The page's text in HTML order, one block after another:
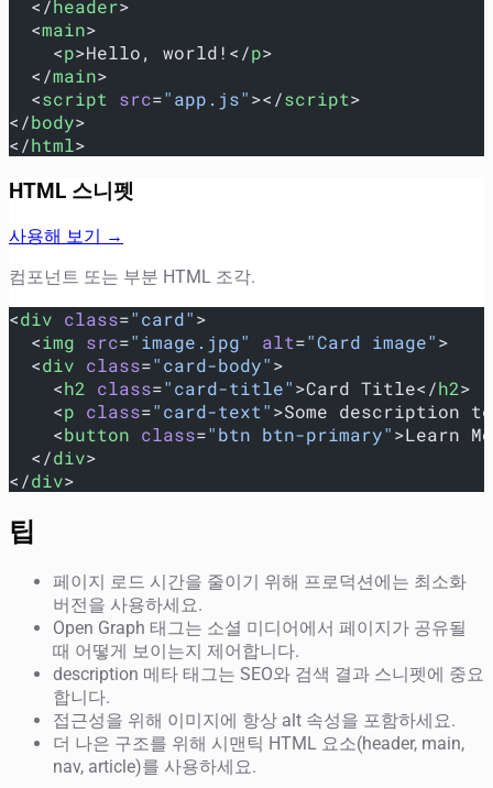
  </
header>
  <
main>
    <
p>Hello, world!</p>
  </
main>
  <
script src="app.js"></script>
</body>
</html>
HTML 스니펫
사용해 보기 →
컴포넌트 또는 부분 HTML 조각.
<div class="card">
  <
img src="image.jpg" alt="Card image">
  <
div class="card-body">
    <
h2 class="card-title">Card Title</h2>
    <
p class="card-text">Some description
    <
button class="btn btn-primary">Learn
  </
div>
</div>
팁
페이지 로드 시간을 줄이기 위해 프로덕션에는 최소화
버전을 사용하세요.
Open Graph 태그는 소셜 미디어에서 페이지가 공유될
때 어떻게 보이는지 제어합니다.
description 메타 태그는 SEO와 검색 결과 스니펫에 중요
합니다.
접근성을 위해 이미지에 항상 alt 속성을 포함하세요.
더 나은 구조를 위해 시맨틱 HTML 요소(header, main,
nav, article)를 사용하세요.